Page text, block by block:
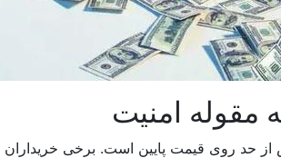
مقوله امنیت
از حد روی قیمت پایین است. برخی